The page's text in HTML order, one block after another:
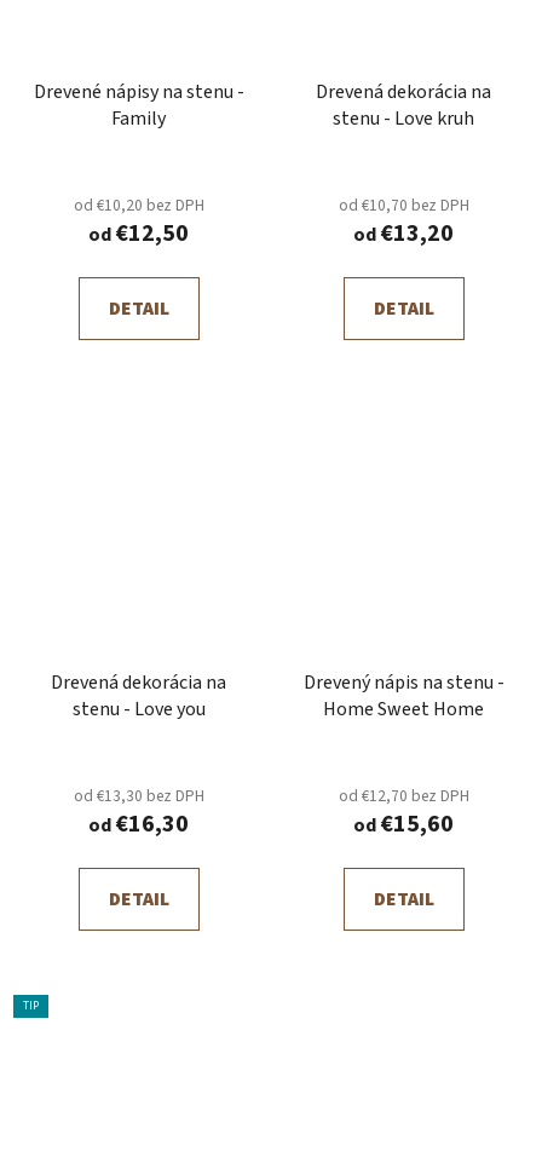
Drevené nápisy na stenu -
Family
od €10,20 bez DPH
od€12,50
DETAIL
Drevená dekorácia na
stenu - Love kruh
od €10,70 bez DPH
od€13,20
DETAIL
Drevená dekorácia na
stenu - Love you
od €13,30 bez DPH
od€16,30
DETAIL
Drevený nápis na stenu -
Home Sweet Home
od €12,70 bez DPH
od€15,60
DETAIL
TIP